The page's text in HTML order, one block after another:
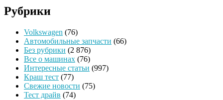
Рубрики
Volkswagen (76)
Автомобильные запчасти (66)
Без рубрики (2 876)
Все о машинах (76)
Интересные статьи (997)
Краш тест (77)
Свежие новости (75)
Тест драйв (74)